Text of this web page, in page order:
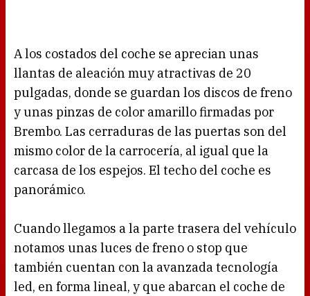
A los costados del coche se aprecian unas
llantas de aleación muy atractivas de 20
pulgadas, donde se guardan los discos de freno
y unas pinzas de color amarillo firmadas por
Brembo. Las cerraduras de las puertas son del
mismo color de la carrocería, al igual que la
carcasa de los espejos. El techo del coche es
panorámico.
Cuando llegamos a la parte trasera del vehículo
notamos unas luces de freno o stop que
también cuentan con la avanzada tecnología
led, en forma lineal, y que abarcan el coche de